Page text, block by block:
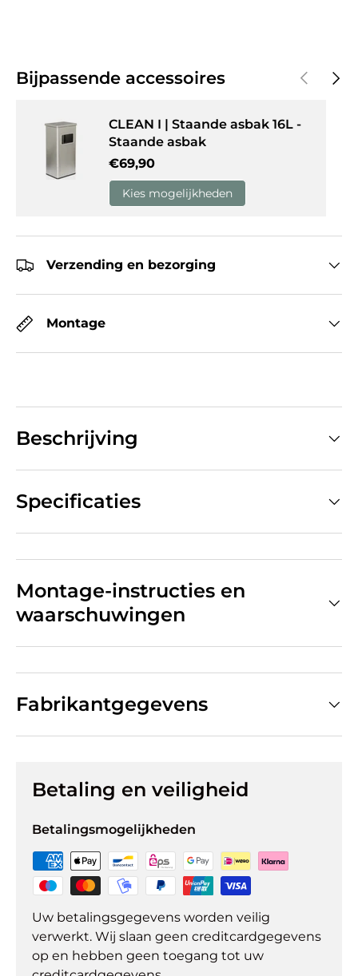
Bijpassende accessoires Vorige
CLEAN I | Staande asbak 16L -
Staande asbak
Reguliere prijs
€69,90
Kies mogelijkheden
Verzending en bezorging
Montage
Beschrijving
Specificaties
Montage-instructies en
waarschuwingen
Fabrikantgegevens
Betaling en veiligheid
Betalingsmogelijkheden
Uw betalingsgegevens worden veilig
verwerkt. Wij slaan geen creditcardgegevens
op en hebben geen toegang tot uw